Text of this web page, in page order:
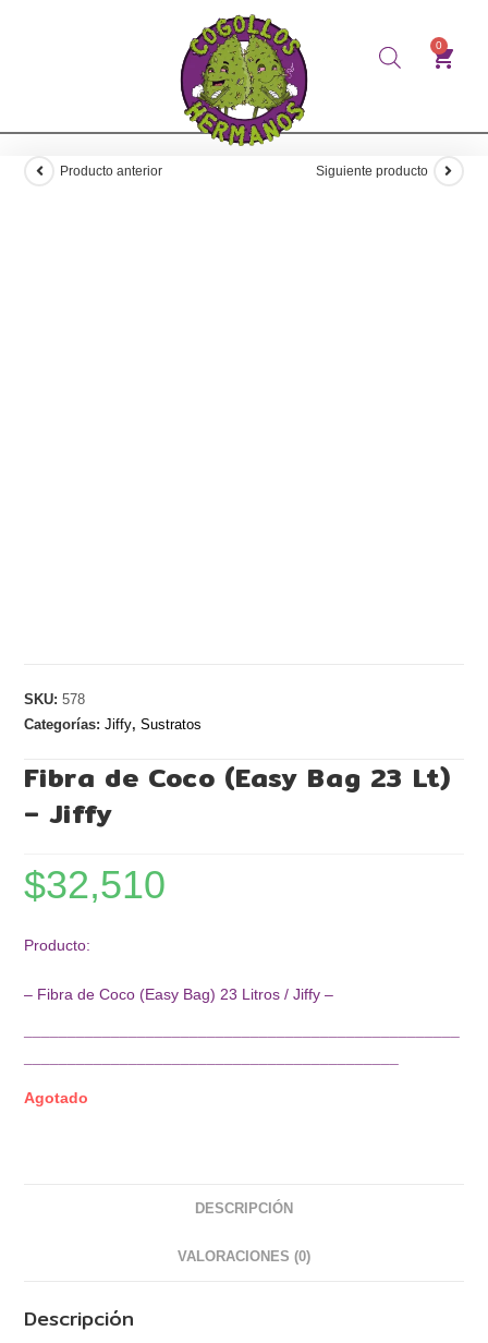
0
Producto anterior Siguiente producto
SKU:578
Categorías:Jiffy,Sustratos
Fibra de Coco (Easy Bag 23 Lt)
– Jiffy
$32,510
Producto:
– Fibra de Coco (Easy Bag) 23 Litros / Jiffy –
¯¯¯¯¯¯¯¯¯¯¯¯¯¯¯¯¯¯¯¯¯¯¯¯¯¯¯¯¯¯¯¯¯¯¯¯¯¯¯¯¯¯¯¯¯¯¯¯¯¯
¯¯¯¯¯¯¯¯¯¯¯¯¯¯¯¯¯¯¯¯¯¯¯¯¯¯¯¯¯¯¯¯¯¯¯¯¯¯¯¯¯¯¯
Agotado
DESCRIPCIÓN
VALORACIONES (0)
Descripción